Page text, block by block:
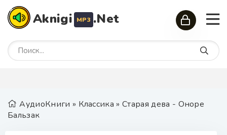
Aknigi MP3 .Net
АудиоКниги » Классика » Старая дева - Оноре
Бальзак